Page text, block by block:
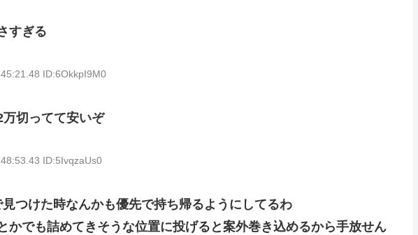
すぎる
ID:6OkkpI9M0
切ってて安いぞ
ID:5IvqzaUs0
つけた時なんかも優先で持ち帰るようにしてるわ
かでも詰めてきそうな位置に投げると案外巻き込めるから手放せん